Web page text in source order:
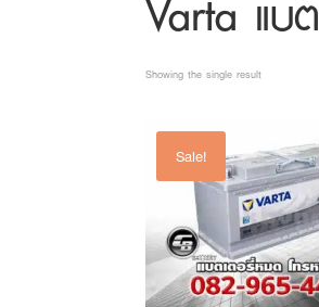
Varta แ
Showing the single result
Sale!